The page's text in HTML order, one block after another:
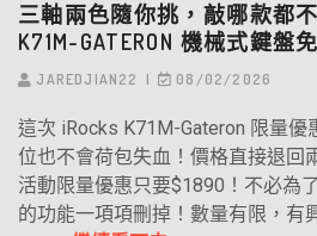
三軸兩色隨你挑，敲哪款都不
K71M-GATERON 機械式鍵盤
JAREDJIAN22 08/02/2026
這次 iRocks K71M-Gateron 限量優
位也不會荷包失血！價格直接退回
活動限量優惠只要$1890！不必為
的功能一項項刪掉！數量有限，有